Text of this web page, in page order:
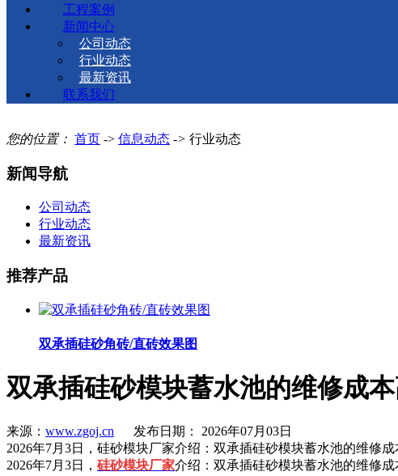
工程案例
新闻中心
公司动态
行业动态
最新资讯
联系我们
您的位置： 首页 -> 信息动态 -> 行业动态
新闻导航
公司动态
行业动态
最新资讯
推荐产品
双承插硅砂角砖/直砖效果图
双承插硅砂模块蓄水池的维修成
来源： www.zgoj.cn 发布日期： 2026年07月03日
2026年7月3日，硅砂模块厂家介绍：双承插硅砂模块蓄水池的维修
2026年7月3日， 硅砂模块厂家介绍：双承插硅砂模块蓄水池的维修成